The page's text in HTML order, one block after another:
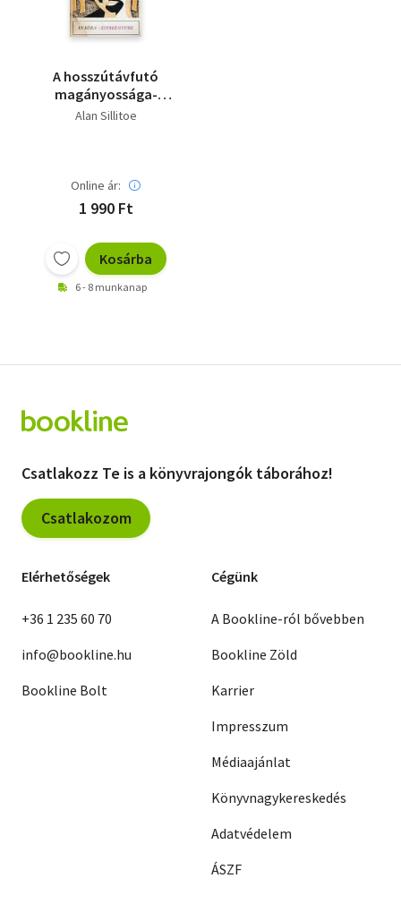
A hosszútávfutó
magányossága-
Szombat este,
Alan Sillitoe
Online ár:
1 990 Ft
Kosárba
6 - 8 munkanap
Csatlakozz Te is a könyvrajongók táborához!
Csatlakozom
Elérhetőségek
+36 1 235 60 70
info@bookline.hu
Bookline Bolt
Cégünk
A Bookline-ról bővebben
Bookline Zöld
Karrier
Impresszum
Médiaajánlat
Könyvnagykereskedés
Adatvédelem
ÁSZF